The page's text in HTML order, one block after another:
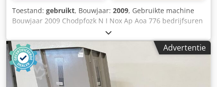
Toestand: gebruikt, Bouwjaar: 2009, Gebruikte machine
Bouwjaar 2009 Chodpfozk N I Nox Ap Aoa 776 bedrijfsuren
Uitrusting en technische gegevens: - Motor 18,5 kW -
Rotordiameter 248 mm - Trechteropening ca. 620 x 800
mm - Standaardscherm - 30 snijmessen 35 x 20 mm -
Schermopening 20 mm - Afzuigstuk 160 mm Afmetingen:
ca. 1730 x 1160 x 1650 mm Gewicht: ca. 1100 kg
Beschikbaarheid: op korte termijn Opslaglocatie: Röllbach
Advertentie